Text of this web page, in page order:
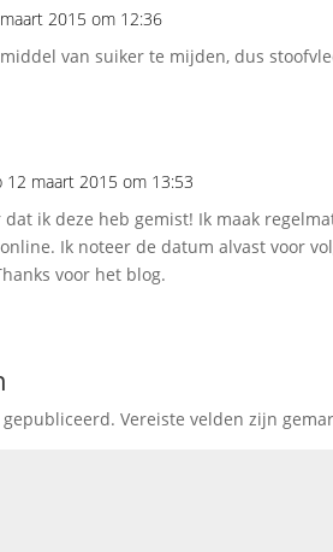
2015 om 12:36
van suiker te mijden, dus
12 maart 2015 om 13:53
dat ik deze heb gemist! Ik maak
Ik noteer de datum alvast voor
voor het blog.
Vereiste velden zijn